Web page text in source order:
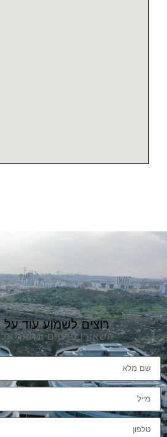
רוצים לשמוע עוד על
השאירו פרטים ונחזור